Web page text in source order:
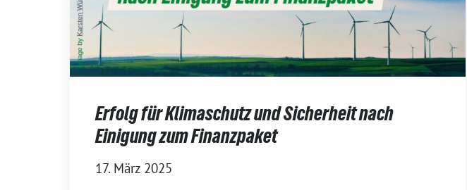
Erfolg für Klimaschutz und Sicherheit nach
Einigung zum Finanzpaket
17. März 2025